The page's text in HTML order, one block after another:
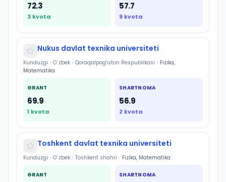
72.3
3 kvota
57.7
9 kvota
Nukus davlat texnika universiteti
Kunduzgi • O`zbek • Qoraqalpog'iston Respublikasi • Fizika,
Matematika
GRANT
69.9
1 kvota
SHARTNOMA
56.9
2 kvota
Toshkent davlat texnika universiteti
Kunduzgi • O`zbek • Toshkent shahri • Fizika, Matematika
GRANT SHARTNOMA